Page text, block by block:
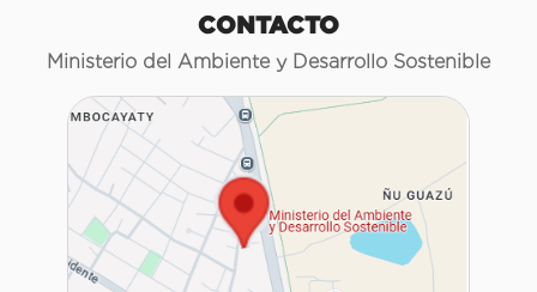
CONTACTO
Ministerio del Ambiente y Desarrollo Sostenible